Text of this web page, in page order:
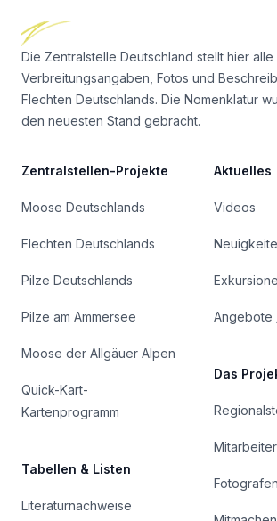
Die Zentralstelle Deutschland stellt hier alle
Verbreitungsangaben, Fotos und
Flechten Deutschlands. Die Nomenklatur
den neuesten Stand gebracht.
Zentralstellen-Projekte
Moose Deutschlands
Flechten Deutschlands
Pilze Deutschlands
Pilze am Ammersee
Moose der Allgäuer Alpen
Quick-Kart-
Kartenprogramm
Tabellen & Listen
Literaturnachweise
Aktuelles
Videos
Angebote
Das
Mitarbeiter
Fotografen